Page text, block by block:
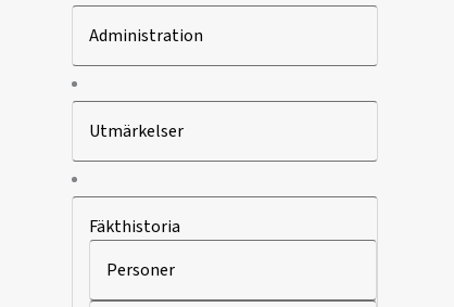
Administration
Utmärkelser
Fäkthistoria
Personer